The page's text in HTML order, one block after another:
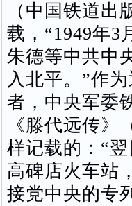
（中国铁道出
载，“1949年3
朱德等中共中
入北平。”作
者，中央军委
《滕代远传》
样记载的：“
高碑店火车站
接党中央的专